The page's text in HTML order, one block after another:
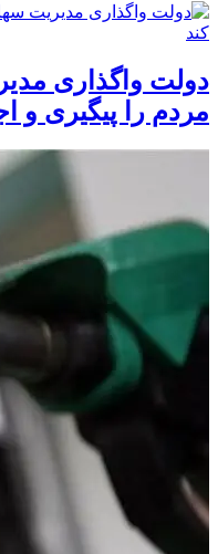
دولت واگذاری
مردم را پیگیری و